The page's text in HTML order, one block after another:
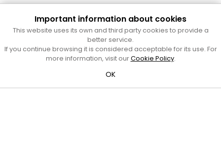
Cultura Mataró
Ajuntament de Mataró
C. de Sant Josep, 9 (Mataró, 08302)
Horari d'obertura: dilluns, dimecres i divendres de 10 a 13 h.
al telèfon al 93 758 23 61
Bústia ciutadana
Important information about cookies
This website uses its own and third party cookies to provide a
better service.
If you continue browsing it is considered acceptable for its use. For
more information, visit ourCookie Policy.
OK